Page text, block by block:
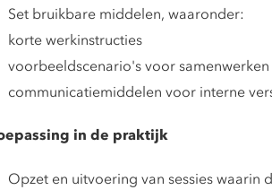
Set bruikbare middelen, waaronder:
korte werkinstructies
voorbeeldscenario's voor
communicatiemiddelen voor interne
in de praktijk
Opzet en uitvoering van sessies